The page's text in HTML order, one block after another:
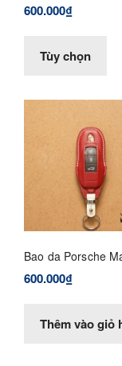
600.000₫
Tùy chọn
Bao da Porsche
600.000₫
Thêm vào giỏ